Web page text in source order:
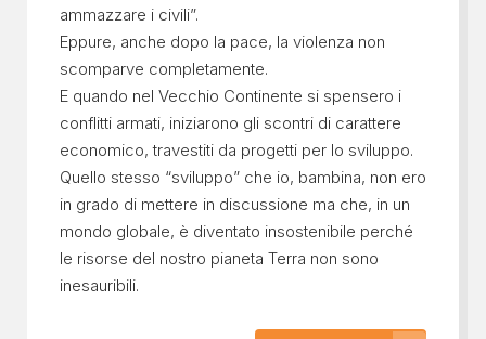
ammazzare i civili”.
Eppure, anche dopo la pace, la violenza non
scomparve completamente.
E quando nel Vecchio Continente si spensero i
conflitti armati, iniziarono gli scontri di carattere
economico, travestiti da progetti per lo sviluppo.
Quello stesso “sviluppo” che io, bambina, non ero
in grado di mettere in discussione ma che, in un
mondo globale, è diventato insostenibile perché
le risorse del nostro pianeta Terra non sono
inesauribili.